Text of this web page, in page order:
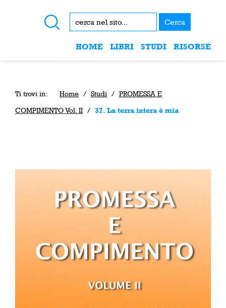
Cerca
HOME LIBRI STUDI RISORSE
Ti trovi in: Home / Studi / PROMESSA E
COMPIMENTO Vol. II / 37. La terra intera è mia